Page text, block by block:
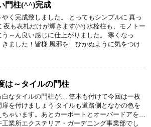
門柱(^^)完成
やく完成致しました。 とってもシンプルに 真っ
夜も表札だけが輝きます(^^) 水栓柱も、モノトー
う～ん良い感じに仕上がりました。 寒くなっ
きました！皆様 風邪を…ひかぬように気をつけ
は～タイルの門柱
白なタイルの門柱が… 笠木も付けて今回は一枚
扉を付けましょう タイルも道路側となかの色を
ちゃいます。あとカーポートとオーバードアを…
工業所エクステリア・ガーデニング事業部でし